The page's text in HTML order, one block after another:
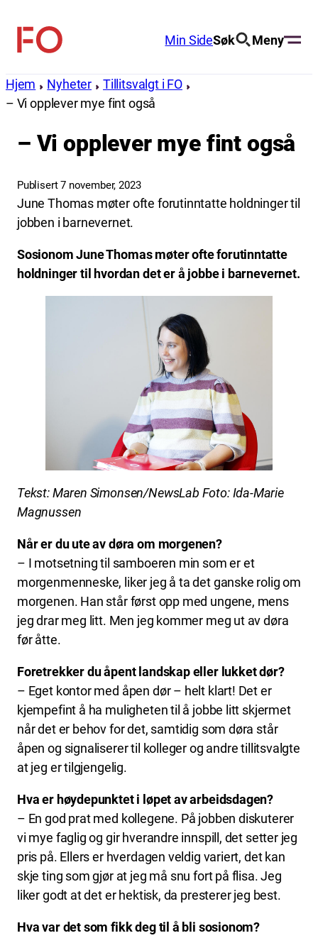
innhold
FO
Min SideSøk Meny
Hjem Nyheter
Tillitsvalgt i FO
– Vi opplever mye fint også
– Vi opplever mye fint også
Publisert 7 november, 2023
June Thomas møter ofte forutinntatte holdninger til
jobben i barnevernet.
Sosionom June Thomas møter ofte forutinntatte
holdninger til hvordan det er å jobbe i barnevernet.
Tekst: Maren Simonsen/NewsLab Foto: Ida-Marie
Magnussen
Når er du ute av døra om morgenen?
– I motsetning til samboeren min som er et
morgenmenneske, liker jeg å ta det ganske rolig om
morgenen. Han står først opp med ungene, mens
jeg drar meg litt. Men jeg kommer meg ut av døra
før åtte.
Foretrekker du åpent landskap eller lukket dør?
– Eget kontor med åpen dør – helt klart! Det er
kjempefint å ha muligheten til å jobbe litt skjermet
når det er behov for det, samtidig som døra står
åpen og signaliserer til kolleger og andre tillitsvalgte
at jeg er tilgjengelig.
Hva er høydepunktet i løpet av arbeidsdagen?
– En god prat med kollegene. På jobben diskuterer
vi mye faglig og gir hverandre innspill, det setter jeg
pris på. Ellers er hverdagen veldig variert, det kan
skje ting som gjør at jeg må snu fort på flisa. Jeg
liker godt at det er hektisk, da presterer jeg best.
Hva var det som fikk deg til å bli sosionom?